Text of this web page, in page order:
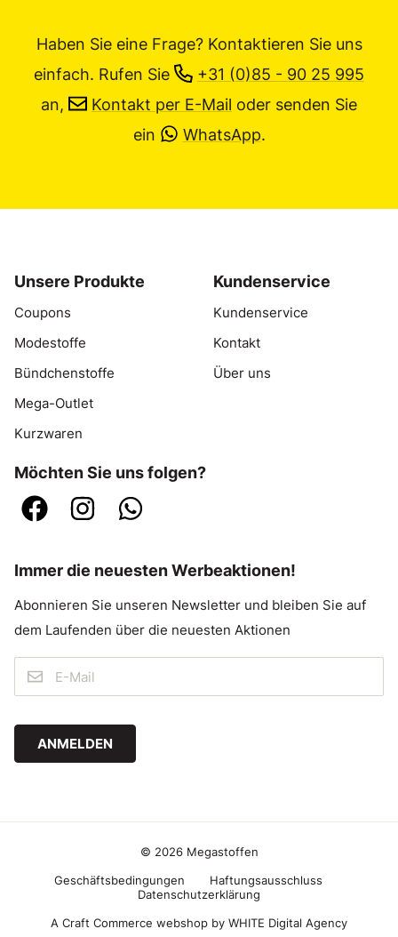
Haben Sie eine Frage? Kontaktieren Sie uns
einfach. Rufen Sie
+31 (0)85 - 90 25 995
an,
Kontakt per E-Mail oder senden Sie
ein
WhatsApp.
Unsere Produkte
Coupons
Modestoffe
Bündchenstoffe
Mega-Outlet
Kurzwaren
Kundenservice
Kundenservice
Kontakt
Über uns
Möchten Sie uns folgen?
Immer die neuesten Werbeaktionen!
Abonnieren Sie unseren Newsletter und bleiben Sie auf
dem Laufenden über die neuesten Aktionen
ANMELDEN
© 2026 Megastoffen
A Craft Commerce webshop by WHITE Digital Agency
Geschäftsbedingungen
Haftungsausschluss
Datenschutzerklärung